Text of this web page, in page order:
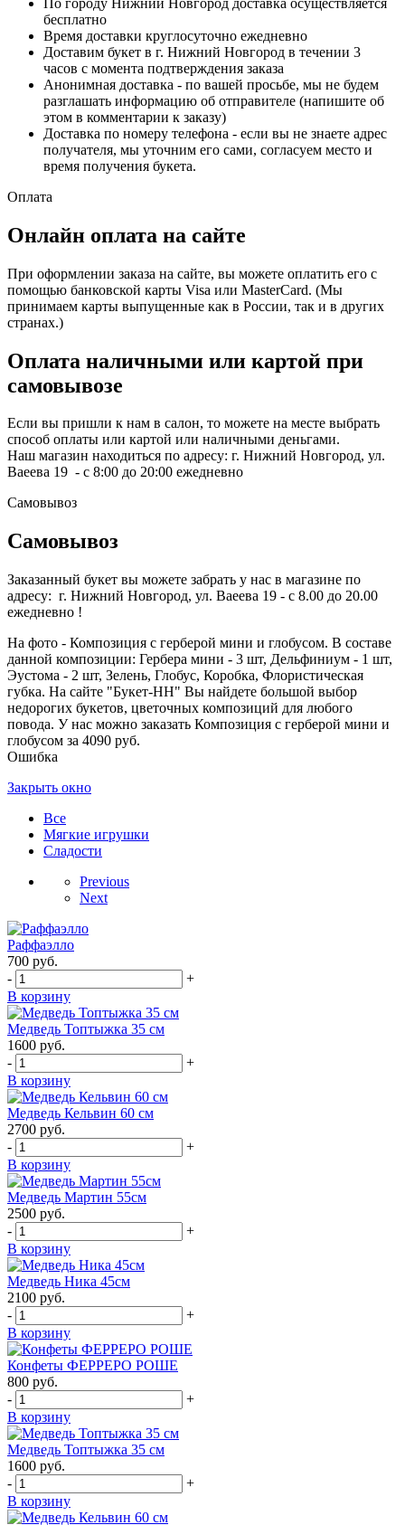
бесплатно
Время доставки круглосуточно ежедневно
Доставим букет в г. Нижний Новгород в течении 3
часов с момента подтверждения заказа
Анонимная доставка - по вашей просьбе, мы не будем
разглашать информацию об отправителе (напишите об
этом в комментарии к заказу)
Доставка по номеру телефона - если вы не знаете адрес
получателя, мы уточним его сами, согласуем место и
время получения букета.
Оплата
Онлайн оплата на сайте
При оформлении заказа на сайте, вы можете оплатить его с
помощью банковской карты Visa или MasterCard. (Мы
принимаем карты выпущенные как в России, так и в других
странах.)
Оплата наличными или картой при
самовывозе
Если вы пришли к нам в салон, то можете на месте выбрать
способ оплаты или картой или наличными деньгами.
Наш магазин находиться по адресу: г. Нижний Новгород, ул.
Ваеева 19 - с 8:00 до 20:00 ежедневно
Самовывоз
Самовывоз
Заказанный букет вы можете забрать у нас в магазине по
адресу: г. Нижний Новгород, ул. Ваеева 19 - с 8.00 до 20.00
ежедневно !
На фото - Композиция с герберой мини и глобусом. В составе
данной композиции: Гербера мини - 3 шт, Дельфиниум - 1 шт,
Эустома - 2 шт, Зелень, Глобус, Коробка, Флористическая
губка. На сайте "Букет-НН" Вы найдете большой выбор
недорогих букетов, цветочных композиций для любого
повода. У нас можно заказать Композиция с герберой мини и
глобусом за 4090 руб.
Ошибка
Закрыть окно
Все
Мягкие игрушки
Сладости
Previous
Next
Раффаэлло
700 руб.
-
+
В корзину
Медведь Топтыжка 35 см
1600 руб.
-
+
В корзину
Медведь Кельвин 60 см
2700 руб.
-
+
В корзину
Медведь Мартин 55см
2500 руб.
-
+
В корзину
Медведь Ника 45см
2100 руб.
-
+
В корзину
Конфеты ФЕРРЕРО РОШЕ
800 руб.
-
+
В корзину
Медведь Топтыжка 35 см
1600 руб.
-
+
В корзину